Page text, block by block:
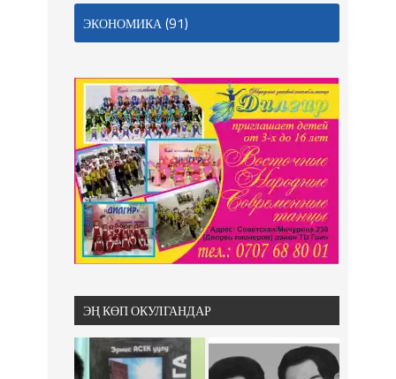
ЭКОНОМИКА(91)
ЭҢ КӨП ОКУЛГАНДАР